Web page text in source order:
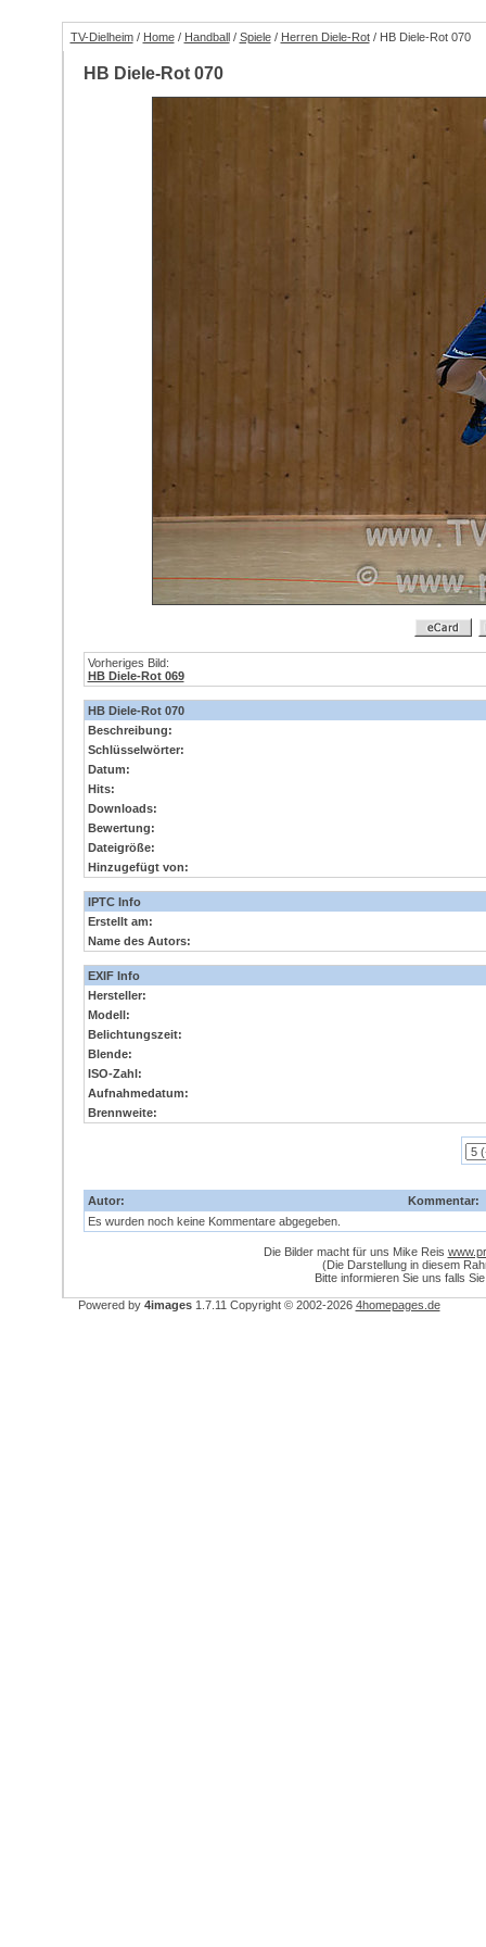
TV-Dielheim/ Home/ Handball/ Spiele/ Herren Diele-Rot/ HB Diele-Rot 070
HB Diele-Rot 070
Vorheriges Bild:
HB Diele-Rot 069
HB Diele-Rot 070
Beschreibung:
Schlüsselwörter:
Datum:
Hits:
Downloads:
Bewertung:
Dateigröße:
Hinzugefügt von:
IPTC Info
Erstellt am:
Name des Autors:
EXIF Info
Hersteller:
Modell:
Belichtungszeit:
Blende:
ISO-Zahl:
Aufnahmedatum:
Brennweite:
Autor:
Kommentar:
Es wurden noch keine Kommentare abgegeben.
Die Bilder macht für uns Mike Reis
(Die Darstellung in diesem
Bitte informieren Sie uns falls
Powered by 4images1.7.11 Copyright © 2002-2026 4homepages.de